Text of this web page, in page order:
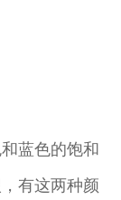
蓝色的饱和
有这两种颜